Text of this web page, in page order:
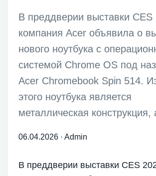
В преддверии выставки CES
компания Acer объявила о
нового ноутбука с
системой Chrome OS под
Acer Chromebook Spin 514.
этого ноутбука является
металлическая конструкция,
06.04.2026 ·Admin
В преддверии выставки CES